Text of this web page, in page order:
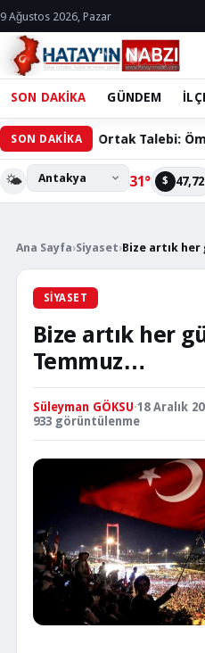
9 Ağustos 2026, Pazar
SON DAKİKA GÜNDEM
SON DAKİKA
Ortak Talebi: Ömer Dede
🌤️ 31° $ 47,72
Ana Sayfa›Siyaset›Bize artık her
SIYASET
Bize artık her
Temmuz…
Süleyman GÖKSU·18 Aralık
933 görüntülenme